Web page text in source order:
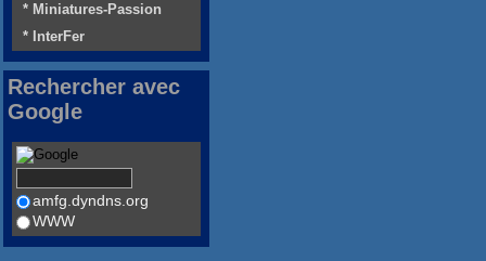
* Miniatures-Passion
* InterFer
Rechercher avec
Google
amfg.dyndns.org
WWW